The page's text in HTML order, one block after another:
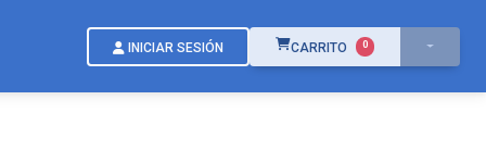
INICIAR SESIÓN CARRITO 0ÍTEMS EN EL CARRITO